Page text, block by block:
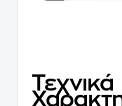
Τεχνικά